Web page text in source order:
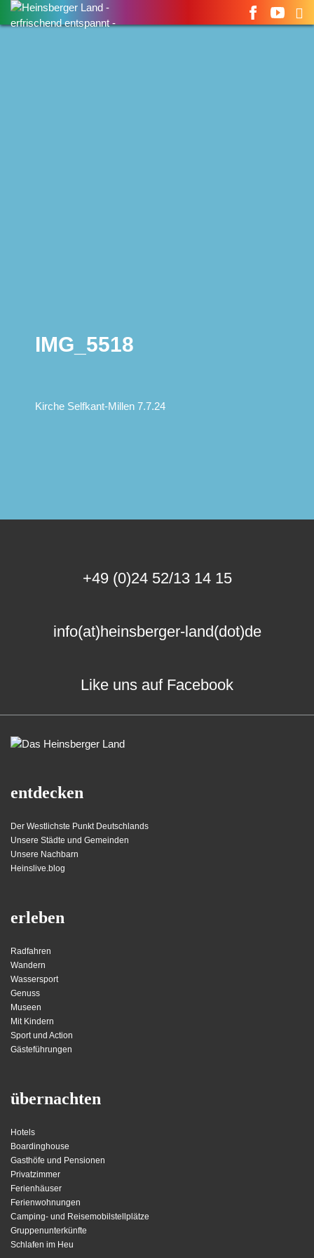
Suchen
nach:
IMG_5518
Kirche Selfkant-Millen 7.7.24
+49 (0)24 52/13 14 15
info(at)heinsberger-land(dot)de
Like uns auf Facebook
entdecken
Der Westlichste Punkt Deutschlands
Unsere Städte und Gemeinden
Unsere Nachbarn
Heinslive.blog
erleben
Radfahren
Wandern
Wassersport
Genuss
Museen
Mit Kindern
Sport und Action
Gästeführungen
übernachten
Hotels
Boardinghouse
Gasthöfe und Pensionen
Privatzimmer
Ferienhäuser
Ferienwohnungen
Camping- und Reisemobilstellplätze
Gruppenunterkünfte
Schlafen im Heu